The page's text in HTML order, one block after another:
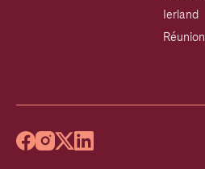
Ierland
Réunion